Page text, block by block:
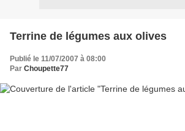
Terrine de légumes aux olives
Publié le 11/07/2007 à 08:00
Par Choupette77